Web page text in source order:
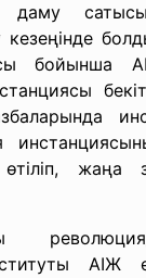
даму
кезеңінде
бойынша
жаңа
АІЖ